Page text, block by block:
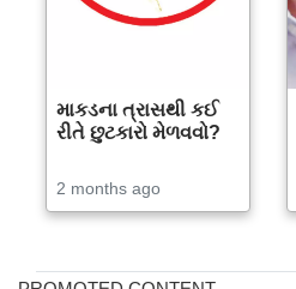
માકડના ત્રાસથી કઈ
રીતે છુટકારો મેળવવો?
2 months ago